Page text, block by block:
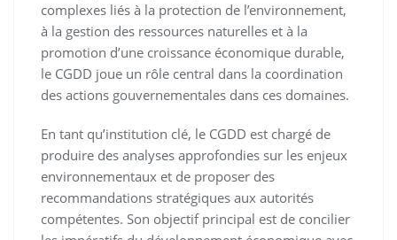
complexes liés à la protection de l’environnement,
à la gestion des ressources naturelles et à la
promotion d’une croissance économique durable,
le CGDD joue un rôle central dans la coordination
des actions gouvernementales dans ces domaines.
En tant qu’institution clé, le CGDD est chargé de
produire des analyses approfondies sur les enjeux
environnementaux et de proposer des
recommandations stratégiques aux autorités
compétentes. Son objectif principal est de concilier